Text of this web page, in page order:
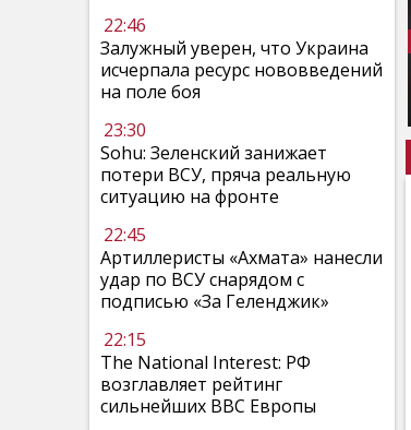
22:46
Залужный уверен, что Украина
исчерпала ресурс нововведений
на поле боя
23:30
Sohu: Зеленский занижает
потери ВСУ, пряча реальную
ситуацию на фронте
22:45
Артиллеристы «Ахмата» нанесли
удар по ВСУ снарядом с
подписью «За Геленджик»
22:15
The National Interest: РФ
возглавляет рейтинг
сильнейших ВВС Европы